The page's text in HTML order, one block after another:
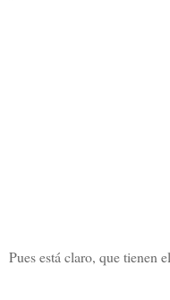
Pues está claro, que tienen